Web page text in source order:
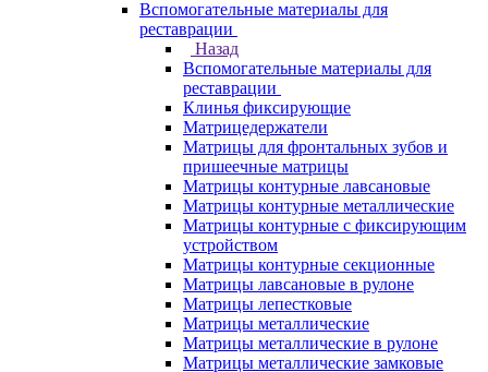
Вспомогательные материалы для
реставрации
Назад
Вспомогательные материалы для
реставрации
Клинья фиксирующие
Матрицедержатели
Матрицы для фронтальных зубов и
пришеечные матрицы
Матрицы контурные лавсановые
Матрицы контурные металлические
Матрицы контурные с фиксирующим
устройством
Матрицы контурные секционные
Матрицы лавсановые в рулоне
Матрицы лепестковые
Матрицы металлические
Матрицы металлические в рулоне
Матрицы металлические замковые